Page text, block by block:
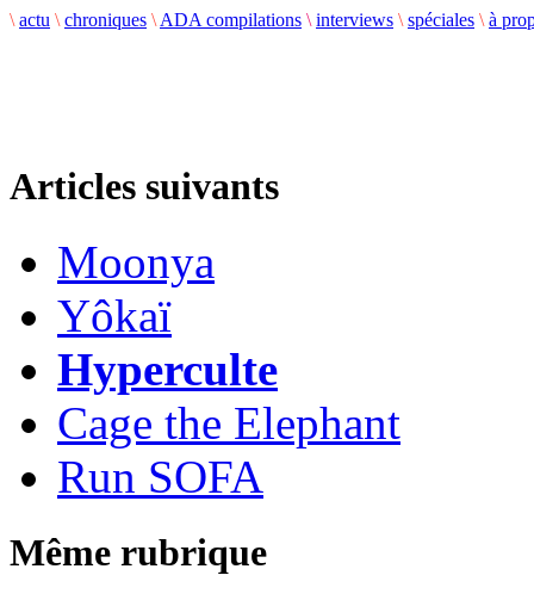
\ actu \ chroniques \ ADA compilations \ interviews \ spéciales \ à
Articles suivants
Moonya
Yôkaï
Hyperculte
Cage the Elephant
Run SOFA
Même rubrique